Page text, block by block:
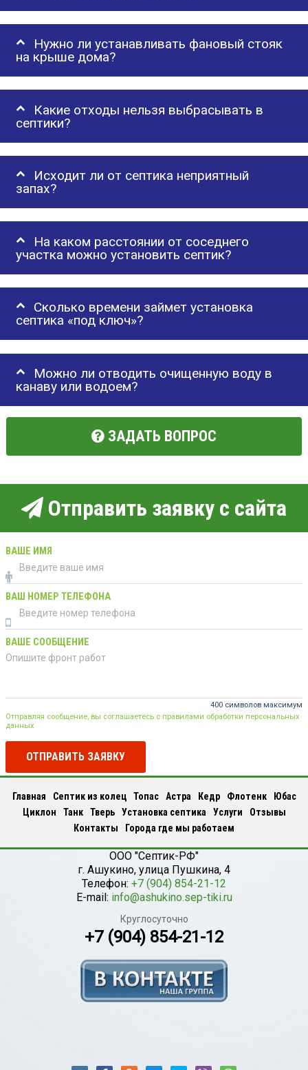
Нужно ли устанавливать фановый стояк
на крыше дома?
Какие отходы нельзя выбрасывать в
септики?
Исходит ли от септика неприятный
запах?
На каком расстоянии от соседнего
участка можно установить септик?
Сколько времени займет установка
септика «под ключ»?
Можно ли отводить очищенную воду в
канаву или водоем?
ЗАДАТЬ ВОПРОС
Отправить заявку с сайта
ВАШЕ ИМЯ
ВАШ НОМЕР ТЕЛЕФОНА
ВАШЕ СООБЩЕНИЕ
400 символов максимум
Отправляя сообщение, вы соглашаетесь с правилами обработки персональных
данных
ОТПРАВИТЬ ЗАЯВКУ
Главная Септик из колец Топас Астра Кедр Флотенк
Юбас
Циклон
Танк Тверь Установка септика Услуги
Отзывы
Контакты
Города где мы работаем
ООО "Септик-РФ"
г. Ашукино, улица Пушкина, 4
Телефон: +7 (904) 854-21-12
E-mail: info@ashukino.sep-tiki.ru
Круглосуточно
+7 (904) 854-21-12